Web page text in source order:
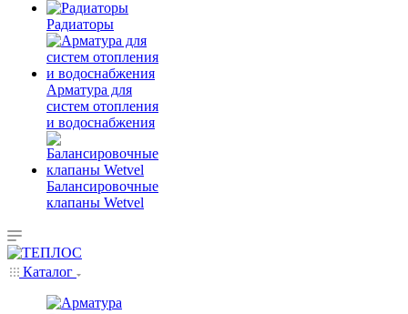
Радиаторы
Арматура для
систем отопления
и водоснабжения
Балансировочные
клапаны Wetvel
Каталог